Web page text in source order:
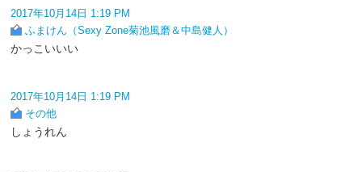
2017年10月14日 1:19 PM
ふまけん（Sexy Zone菊池風磨＆中島健人）
かっこいいい
2017年10月14日 1:19 PM
その他
しょうれん